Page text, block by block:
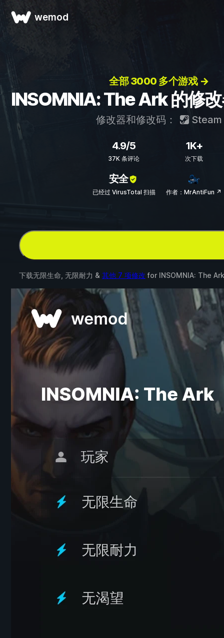
wemod
全部 3000 多个游戏 →
INSOMNIA: The Ark 的修
修改器和修改码： Steam
4.9/5
37K 条评论
1K+
次下载
安全
已经过 VirusTotal 扫描 作者：MrAntiFun ↗
下载无限生命, 无限耐力 & 其他 7 项修改 for INSOMNIA: The Ark